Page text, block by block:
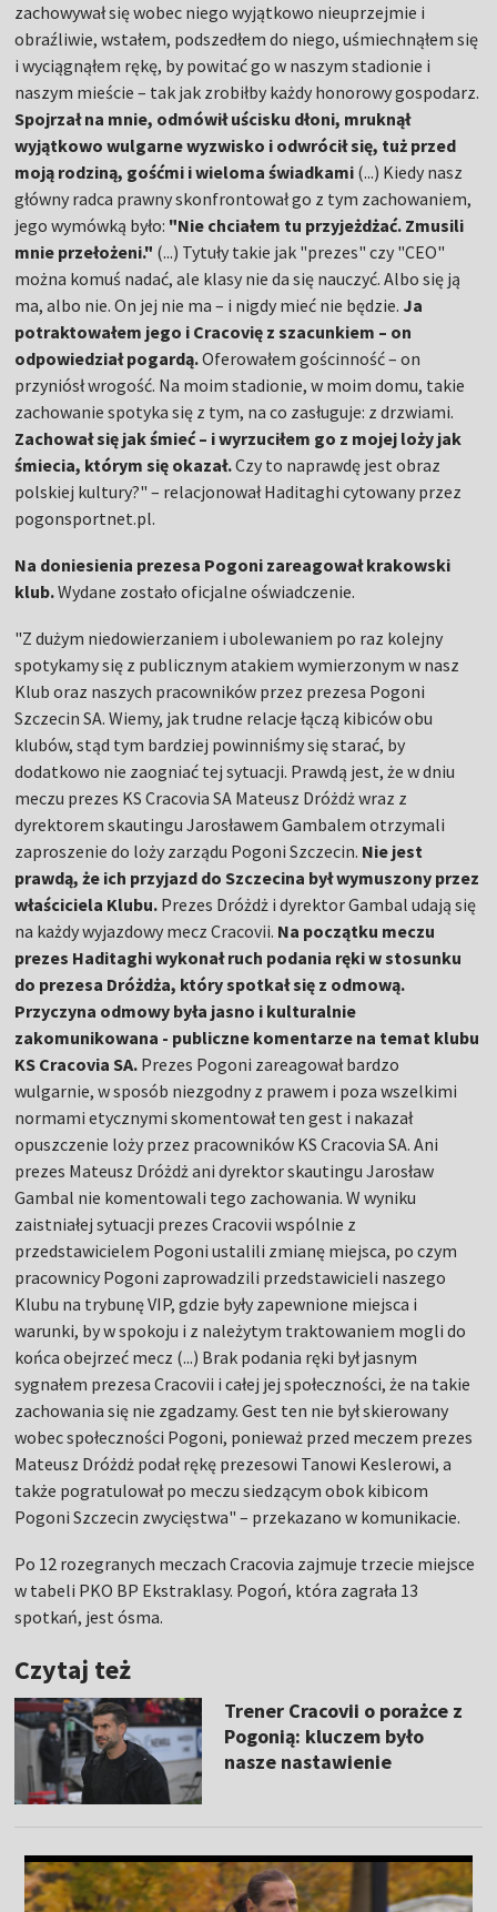
zachowywał się wobec niego wyjątkowo nieuprzejmie i
obraźliwie, wstałem, podszedłem do niego, uśmiechnąłem się
i wyciągnąłem rękę, by powitać go w naszym stadionie i
naszym mieście – tak jak zrobiłby każdy honorowy gospodarz.
Spojrzał na mnie, odmówił uścisku dłoni, mruknął
wyjątkowo wulgarne wyzwisko i odwrócił się, tuż przed
moją rodziną, gośćmi i wieloma świadkami (...) Kiedy nasz
główny radca prawny skonfrontował go z tym zachowaniem,
jego wymówką było: "Nie chciałem tu przyjeżdżać. Zmusili
mnie przełożeni." (...) Tytuły takie jak "prezes" czy "CEO"
można komuś nadać, ale klasy nie da się nauczyć. Albo się ją
ma, albo nie. On jej nie ma – i nigdy mieć nie będzie. Ja
potraktowałem jego i Cracovię z szacunkiem – on
odpowiedział pogardą.Oferowałem gościnność – on
przyniósł wrogość. Na moim stadionie, w moim domu, takie
zachowanie spotyka się z tym, na co zasługuje: z drzwiami.
Zachował się jak śmieć – i wyrzuciłem go z mojej loży jak
śmiecia, którym się okazał.Czy to naprawdę jest obraz
polskiej kultury?" – relacjonował Haditaghi cytowany przez
pogonsportnet.pl.
Na doniesienia prezesa Pogoni zareagował krakowski
klub.Wydane zostało oficjalne oświadczenie.
"Z dużym niedowierzaniem i ubolewaniem po raz kolejny
spotykamy się z publicznym atakiem wymierzonym w nasz
Klub oraz naszych pracowników przez prezesa Pogoni
Szczecin SA. Wiemy, jak trudne relacje łączą kibiców obu
klubów, stąd tym bardziej powinniśmy się starać, by
dodatkowo nie zaogniać tej sytuacji. Prawdą jest, że w dniu
meczu prezes KS Cracovia SA Mateusz Dróżdż wraz z
dyrektorem skautingu Jarosławem Gambalem otrzymali
zaproszenie do loży zarządu Pogoni Szczecin. Nie jest
prawdą, że ich przyjazd do Szczecina był wymuszony przez
właściciela Klubu. Prezes Dróżdż i dyrektor Gambal udają się
na każdy wyjazdowy mecz Cracovii. Na początku meczu
prezes Haditaghi wykonał ruch podania ręki w stosunku
do prezesa Dróżdża, który spotkał się z odmową.
Przyczyna odmowy była jasno i kulturalnie
zakomunikowana - publiczne komentarze na temat klubu
KS Cracovia SA. Prezes Pogoni zareagował bardzo
wulgarnie, w sposób niezgodny z prawem i poza wszelkimi
normami etycznymi skomentował ten gest i nakazał
opuszczenie loży przez pracowników KS Cracovia SA. Ani
prezes Mateusz Dróżdż ani dyrektor skautingu Jarosław
Gambal nie komentowali tego zachowania. W wyniku
zaistniałej sytuacji prezes Cracovii wspólnie z
przedstawicielem Pogoni ustalili zmianę miejsca, po czym
pracownicy Pogoni zaprowadzili przedstawicieli naszego
Klubu na trybunę VIP, gdzie były zapewnione miejsca i
warunki, by w spokoju i z należytym traktowaniem mogli do
końca obejrzeć mecz (...) Brak podania ręki był jasnym
sygnałem prezesa Cracovii i całej jej społeczności, że na takie
zachowania się nie zgadzamy. Gest ten nie był skierowany
wobec społeczności Pogoni, ponieważ przed meczem prezes
Mateusz Dróżdż podał rękę prezesowi Tanowi Keslerowi, a
także pogratulował po meczu siedzącym obok kibicom
Pogoni Szczecin zwycięstwa" – przekazano w komunikacie.
Po 12 rozegranych meczach Cracovia zajmuje trzecie miejsce
w tabeli PKO BP Ekstraklasy. Pogoń, która zagrała 13
spotkań, jest ósma.
Czytaj też
Trener Cracovii o porażce z
Pogonią: kluczem było
nasze nastawienie